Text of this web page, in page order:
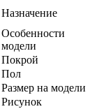
Назначение
Особенности
модели
Покрой
Пол
Размер на модели
Рисунок